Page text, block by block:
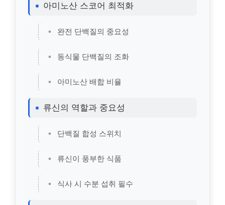
아미노산 스코어 최적화
완전 단백질의 중요성
동식물 단백질의 조화
아미노산 배합 비율
류신의 역할과 중요성
단백질 합성 스위치
류신이 풍부한 식품
식사 시 수분 섭취 필수